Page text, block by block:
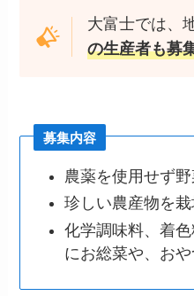
大富士では、
の生産者も募
募集内容
農薬を使用せず
珍しい農産物を
化学調味料、着
にお総菜や、お